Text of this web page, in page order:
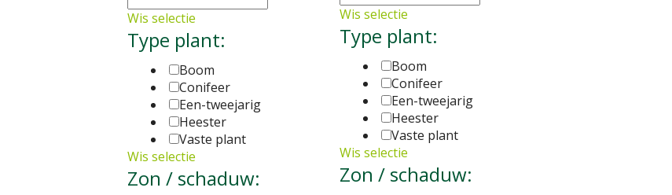
Wis selectie
Type plant:
Boom
Conifeer
Een-tweejarig
Heester
Vaste plant
Wis selectie
Zon / schaduw:
Wis selectie
Type plant:
Boom
Conifeer
Een-tweejarig
Heester
Vaste plant
Wis selectie
Zon / schaduw: